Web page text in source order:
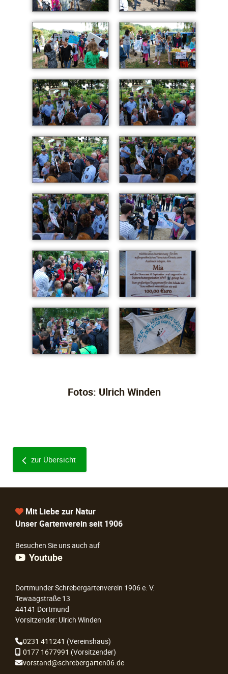
Fotos: Ulrich Winden
zur Übersicht
Mit Liebe zur Natur
Unser Gartenverein seit 1906
Besuchen Sie uns auch auf
Youtube
Dortmunder Schrebergartenverein 1906 e. V.
Tewaagstraße 13
44141 Dortmund
Vorsitzender: Ulrich Winden
0231 411241 (Vereinshaus)
0177 1677991 (Vorsitzender)
vorstand@schrebergarten06.de